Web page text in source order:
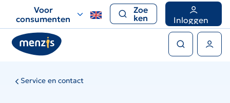
voor
snelle
navigatie
Voor
consumenten
Zoe
ken
Inloggen
Service en contact